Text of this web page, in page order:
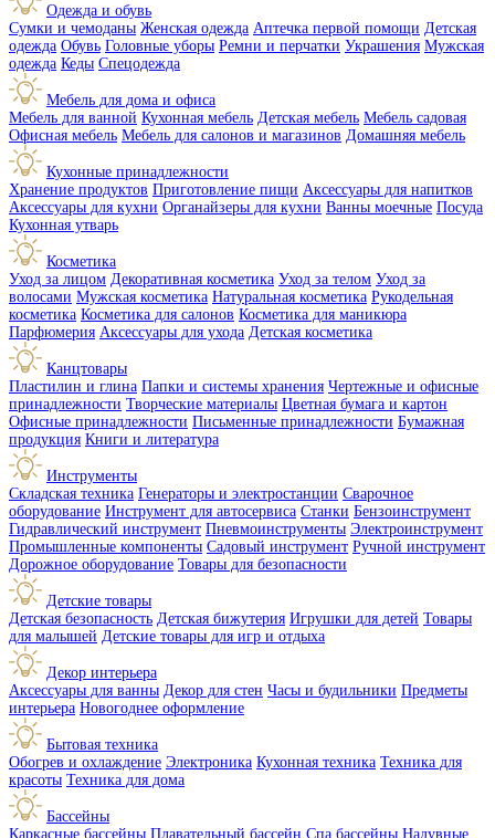
Одежда и обувь
Сумки и чемоданы Женская одежда Аптечка первой помощи Детская
одежда Обувь Головные уборы Ремни и перчатки Украшения Мужская
одежда Кеды Спецодежда
Мебель для дома и офиса
Мебель для ванной Кухонная мебель Детская мебель Мебель садовая
Офисная мебель Мебель для салонов и магазинов Домашняя мебель
Кухонные принадлежности
Хранение продуктов Приготовление пищи Аксессуары для напитков
Аксессуары для кухни Органайзеры для кухни Ванны моечные Посуда
Кухонная утварь
Косметика
Уход за лицом Декоративная косметика Уход за телом Уход за
волосами Мужская косметика Натуральная косметика Рукодельная
косметика Косметика для салонов Косметика для маникюра
Парфюмерия Аксессуары для ухода Детская косметика
Канцтовары
Пластилин и глина Папки и системы хранения Чертежные и офисные
принадлежности Творческие материалы Цветная бумага и картон
Офисные принадлежности Письменные принадлежности Бумажная
продукция Книги и литература
Инструменты
Складская техника Генераторы и электростанции Сварочное
оборудование Инструмент для автосервиса Станки Бензоинструмент
Гидравлический инструмент Пневмоинструменты Электроинструмент
Промышленные компоненты Садовый инструмент Ручной инструмент
Дорожное оборудование Товары для безопасности
Детские товары
Детская безопасность Детская бижутерия Игрушки для детей Товары
для малышей Детские товары для игр и отдыха
Декор интерьера
Аксессуары для ванны Декор для стен Часы и будильники Предметы
интерьера Новогоднее оформление
Бытовая техника
Обогрев и охлаждение Электроника Кухонная техника Техника для
красоты Техника для дома
Бассейны
Каркасные бассейны Плавательный бассейн Спа бассейны Надувные